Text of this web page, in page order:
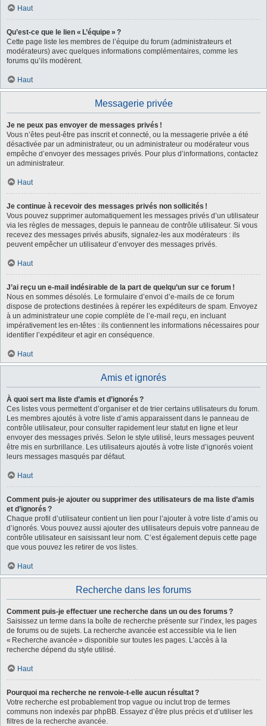
Haut
Qu’est-ce que le lien « L’équipe » ?
Cette page liste les membres de l’équipe du forum (administrateurs et
modérateurs) avec quelques informations complémentaires, comme les
forums qu’ils modèrent.
Haut
Messagerie privée
Je ne peux pas envoyer de messages privés !
Vous n’êtes peut-être pas inscrit et connecté, ou la messagerie privée a été
désactivée par un administrateur, ou un administrateur ou modérateur vous
empêche d’envoyer des messages privés. Pour plus d’informations, contactez
un administrateur.
Haut
Je continue à recevoir des messages privés non sollicités !
Vous pouvez supprimer automatiquement les messages privés d’un utilisateur
via les règles de messages, depuis le panneau de contrôle utilisateur. Si vous
recevez des messages privés abusifs, signalez-les aux modérateurs : ils
peuvent empêcher un utilisateur d’envoyer des messages privés.
Haut
J’ai reçu un e-mail indésirable de la part de quelqu’un sur ce forum !
Nous en sommes désolés. Le formulaire d’envoi d’e-mails de ce forum
dispose de protections destinées à repérer les expéditeurs de spam. Envoyez
à un administrateur une copie complète de l’e-mail reçu, en incluant
impérativement les en-têtes : ils contiennent les informations nécessaires pour
identifier l’expéditeur et agir en conséquence.
Haut
Amis et ignorés
À quoi sert ma liste d’amis et d’ignorés ?
Ces listes vous permettent d’organiser et de trier certains utilisateurs du forum.
Les membres ajoutés à votre liste d’amis apparaissent dans le panneau de
contrôle utilisateur, pour consulter rapidement leur statut en ligne et leur
envoyer des messages privés. Selon le style utilisé, leurs messages peuvent
être mis en surbrillance. Les utilisateurs ajoutés à votre liste d’ignorés voient
leurs messages masqués par défaut.
Haut
Comment puis-je ajouter ou supprimer des utilisateurs de ma liste d’amis
et d’ignorés ?
Chaque profil d’utilisateur contient un lien pour l’ajouter à votre liste d’amis ou
d’ignorés. Vous pouvez aussi ajouter des utilisateurs depuis votre panneau de
contrôle utilisateur en saisissant leur nom. C’est également depuis cette page
que vous pouvez les retirer de vos listes.
Haut
Recherche dans les forums
Comment puis-je effectuer une recherche dans un ou des forums ?
Saisissez un terme dans la boîte de recherche présente sur l’index, les pages
de forums ou de sujets. La recherche avancée est accessible via le lien
« Recherche avancée » disponible sur toutes les pages. L’accès à la
recherche dépend du style utilisé.
Haut
Pourquoi ma recherche ne renvoie-t-elle aucun résultat ?
Votre recherche est probablement trop vague ou inclut trop de termes
communs non indexés par phpBB. Essayez d’être plus précis et d’utiliser les
filtres de la recherche avancée.